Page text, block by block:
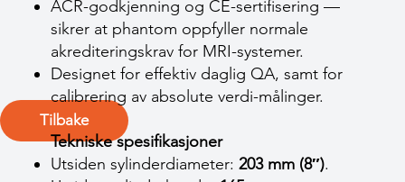
Tilbake
ACR-godkjenning og CE-sertifisering —
sikrer at phantom oppfyller normale
akrediteringskrav for MRI-systemer.
Designet for effektiv daglig QA, samt for
calibrering av absolute verdi-målinger.
Tekniske spesifikasjoner
Utsiden sylinderdiameter: 203 mm (8″).